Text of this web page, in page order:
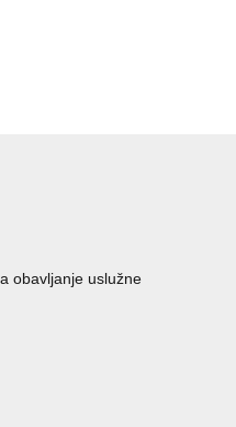
obavljanje uslužne